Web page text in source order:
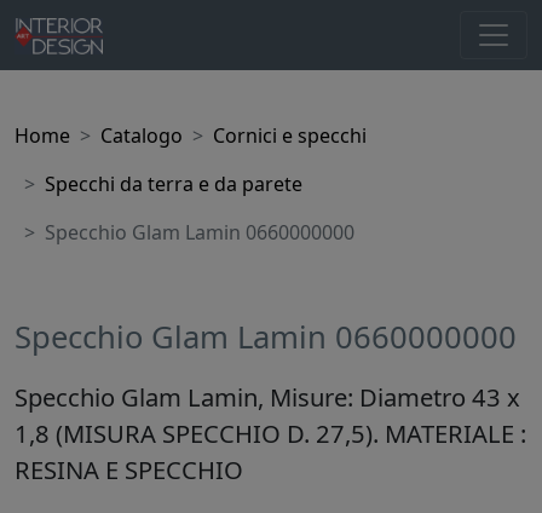
Home Catalogo
Cornici e specchi
Specchi da terra e da parete
Specchio Glam Lamin 0660000000
Specchio Glam Lamin 0660000000
Specchio Glam Lamin, Misure: Diametro 43 x
1,8 (MISURA SPECCHIO D. 27,5). MATERIALE :
RESINA E SPECCHIO